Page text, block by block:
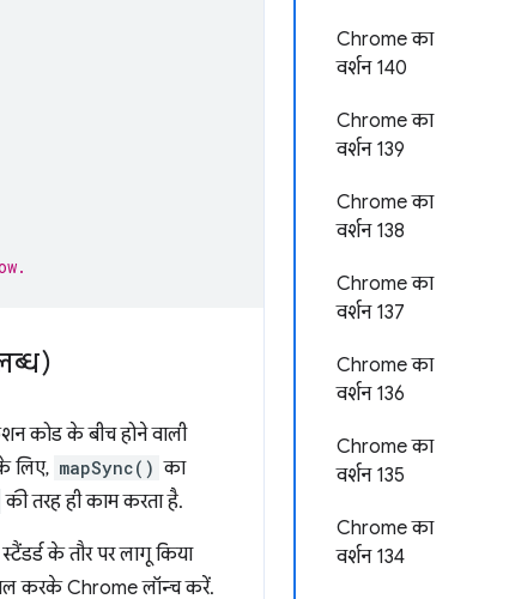
Chrome का
वर्शन 140
Chrome का
वर्शन 139
Chrome का
वर्शन 138
Chrome का
वर्शन 137
Chrome का
वर्शन 136
Chrome का
वर्शन 135
Chrome का
वर्शन 134
कोड के बीच होने वाली
लिए, mapSync() का
की तरह ही काम करता है.
के तौर पर लागू किया
करके Chrome लॉन्च करें.